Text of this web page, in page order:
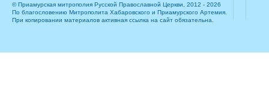
© Приамурская митрополия Русской Православной Церкви, 2012 - 2026
По благословению Митрополита Хабаровского и Приамурского Артемия.
При копировании материалов активная ссылка на сайт обязательна.